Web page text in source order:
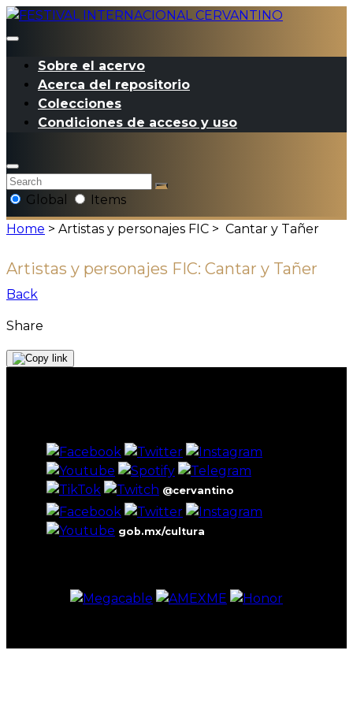
Sobre el acervo
Acerca del repositorio
Colecciones
Condiciones de acceso y uso
Global
Items
Home > Artistas y personajes FIC > Cantar y Tañer
Artistas y personajes FIC: Cantar y Tañer
Back
Share
@cervantino
gob.mx/cultura